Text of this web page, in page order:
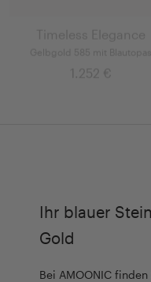
Gelbgold 585 mit Blautopas
1.252 €
Ihr blauer
Gold
Bei AMOONIC